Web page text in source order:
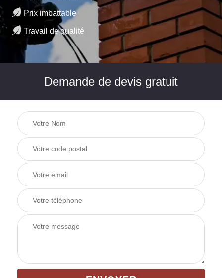
Prix imbattable
Travail de qualité
Demande de devis gratuit